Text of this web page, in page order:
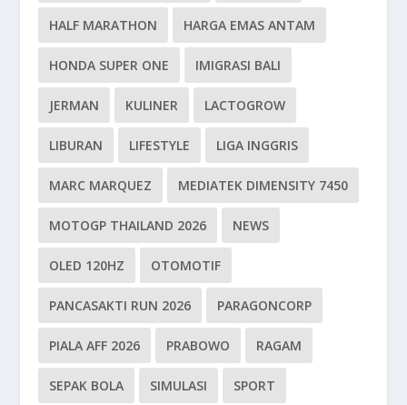
HALF MARATHON HARGA EMAS ANTAM
HONDA SUPER ONE IMIGRASI BALI
JERMAN KULINER LACTOGROW
LIBURAN LIFESTYLE LIGA INGGRIS
MARC MARQUEZ MEDIATEK DIMENSITY 7450
MOTOGP THAILAND 2026 NEWS
OLED 120HZ OTOMOTIF
PANCASAKTI RUN 2026 PARAGONCORP
PIALA AFF 2026 PRABOWO RAGAM
SEPAK BOLA SIMULASI SPORT